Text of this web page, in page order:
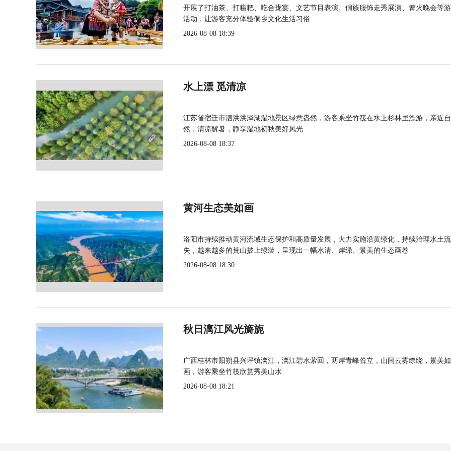
开展了打油茶、打糍粑、吃合拢宴、文艺节目表演、侗族服饰走秀展演、篝火晚会等
活动，让游客充分体验侗乡文化生活习俗
2026-08-08 18:39
水上漂 觅清凉
江苏省宿迁市泗洪洪泽湖湿地景区绿意盎然，游客乘坐竹筏在水上杉林里漂游，亲近自
然，清凉解暑，静享湿地初秋美好风光
2026-08-08 18:37
黄河生态美如画
洛阳市持续推动黄河流域生态保护和高质量发展，大力实施沿黄绿化，持续治理水土流
失，越来越多的荒山披上绿装，呈现出一幅水清、岸绿、景美的生态画卷
2026-08-08 18:30
秋日漓江风光旖旎
广西桂林市阳朔县兴坪镇漓江，漓江碧水萦回，两岸青峰耸立，山间云雾缭绕，景美如
画，游客乘坐竹筏欣赏秀美山水
2026-08-08 18:21